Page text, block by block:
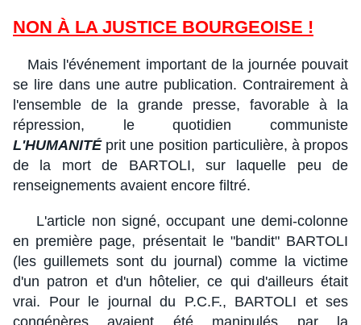
NON À LA JUSTICE BOURGEOISE !
Mais l'événement important de la journée pouvait
se lire dans une autre publication. Contrairement à
l'ensemble de la grande presse, favorable à la
répression, le quotidien communiste
L'HUMANITÉprit une position particulière, à propos
de la mort de BARTOLI, sur laquelle peu de
renseignements avaient encore filtré.
L'article non signé, occupant une demi-colonne
en première page, présentait le "bandit" BARTOLI
(les guillemets sont du journal) comme la victime
d'un patron et d'un hôtelier, ce qui d'ailleurs était
vrai. Pour le journal du P.C.F., BARTOLI et ses